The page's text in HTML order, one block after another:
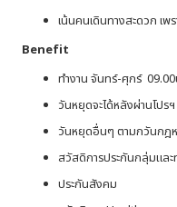
เน้นคนเดินทางสะดวก เพ
Benefit
ทำงาน จันทร์-ศุกร์ 09.00
วันหยุดจะได้หลังผ่านโปร
วันหยุดอื่นๆ ตามกวันกฎห
สวัสดิการประกันกลุ่มแล
ประกันสังคม